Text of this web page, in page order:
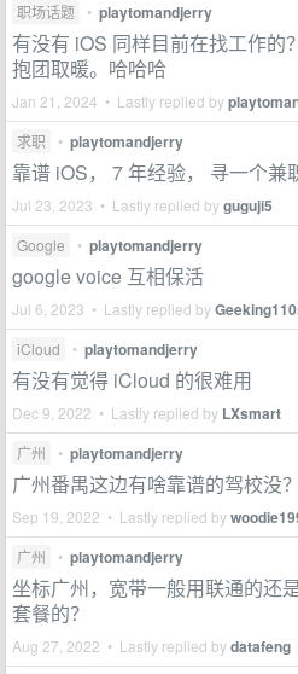
职场话题 • playtomandjerry
有没有 iOS 同样目前在找工作的
抱团取暖。哈哈哈
Jan 21, 2024 • Lastly replied by
求职 • playtomandjerry
靠谱 iOS， 7 年经验， 寻一个兼
Jul 23, 2023 • Lastly replied byguguji5
Google • playtomandjerry
google voice 互相保活
Jul 6, 2023 • Lastly replied by
iCloud • playtomandjerry
有没有觉得 iCloud 的很难用
Dec 9, 2022 • Lastly replied by LXsmart
广州 • playtomandjerry
广州番禺这边有啥靠谱的驾校没？
Sep 19, 2022 • Lastly replied by
广州 • playtomandjerry
坐标广州，宽带一般用联通的还
套餐的？
Aug 27, 2022 • Lastly replied bydatafeng